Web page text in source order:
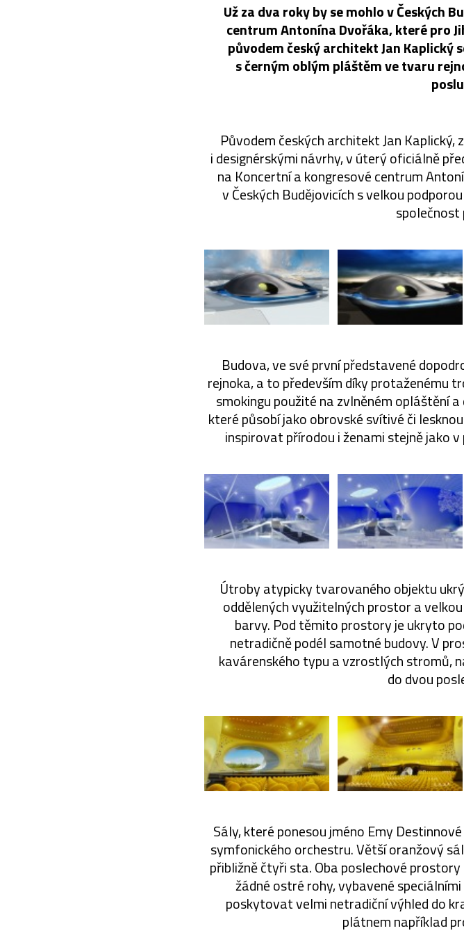
Už za dva roky by se mohlo v Českých
centrum Antonína Dvořáka, které pro
původem český architekt Jan Kaplický
s černým oblým pláštěm ve tvaru
Původem českých architekt Jan
i designérskými návrhy, v úterý oficiálně
na Koncertní a kongresové centrum
v Českých Budějovicích s velkou
společnost
Budova, ve své první představené
rejnoka, a to především díky protaženému
smokingu použité na zvlněném opláštění
které působí jako obrovské svítivé či
inspirovat přírodou i ženami stejně jako
Útroby atypicky tvarovaného objektu
oddělených využitelných prostor a
barvy. Pod těmito prostory je ukryto
netradičně podél samotné budovy. V
kavárenského typu a vzrostlých stromů,
do dvou
Sály, které ponesou jméno Emy
symfonického orchestru. Větší oranžový
přibližně čtyři sta. Oba poslechové
žádné ostré rohy, vybavené
poskytovat velmi netradiční výhled do
plátnem například